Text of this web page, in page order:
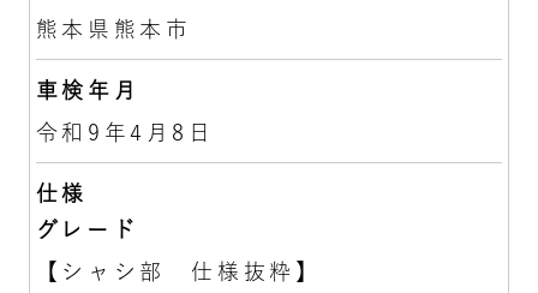
熊本県熊本市
車検年月
令和9年4月8日
仕様
グレード
【シャシ部 仕様抜粋】